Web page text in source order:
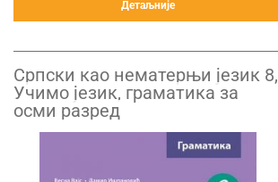
Детаљније
Српски као нематерњи језик 8,
Учимо језик, граматика за
осми разред